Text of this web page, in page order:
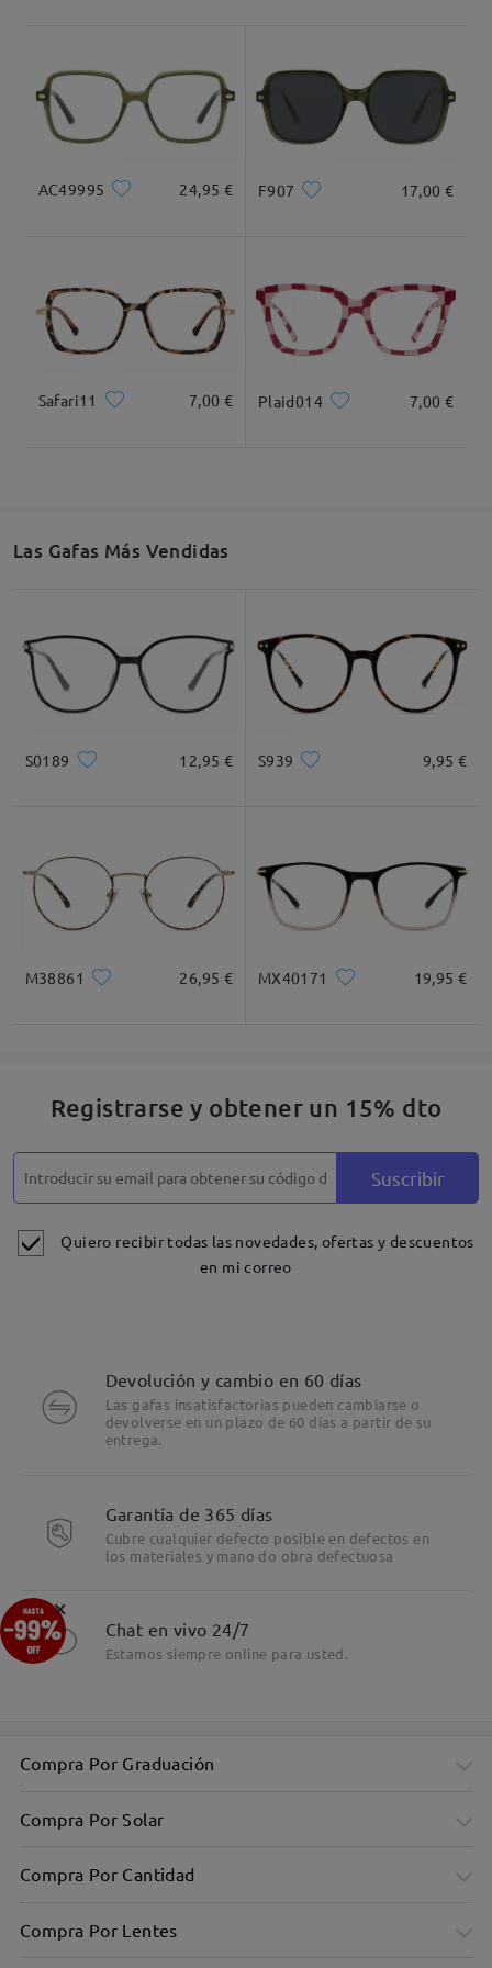
Tipo Rostro: Longitud Rostro: Ancho Rostro:
Ancho Total Longitud de Patillas
Recomendación de Rostro
* Solo Para Referencia
Descripción del Producto
Detalles
Llegado
AC49995 24,95 € F907 17,00 €
Safari11 7,00 € Plaid014 7,00 €
Las Gafas Más Vendidas
S0189 12,95 € S939 9,95 €
M38861 26,95 € MX40171 19,95 €
Registrarse y obtener un 15% dto
Suscribir
Quiero recibir todas las novedades, ofertas y descuentos
en mi correo
Devolución y cambio en 60 días
Las gafas insatisfactorias pueden cambiarse o
devolverse en un plazo de 60 días a partir de su
entrega.
Garantía de 365 días
Cubre cualquier defecto posible en defectos en
los materiales y mano do obra defectuosa
Chat en vivo 24/7
Estamos siempre online para usted.
Compra Por Graduación
Compra Por Solar
Compra Por Cantidad
Compra Por Lentes
×